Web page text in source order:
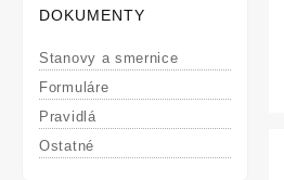
DOKUMENTY
Stanovy a smernice
Formuláre
Pravidlá
Ostatné